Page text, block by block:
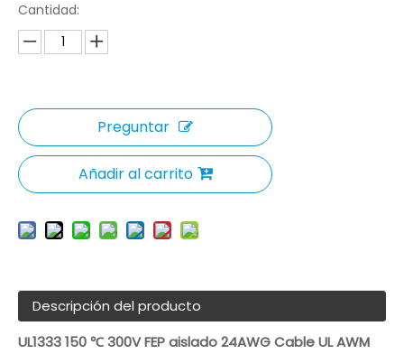
Cantidad:
Preguntar
Añadir al carrito
Descripción del producto
UL1333 150 ℃ 300V FEP aislado 24AWG Cable UL AWM